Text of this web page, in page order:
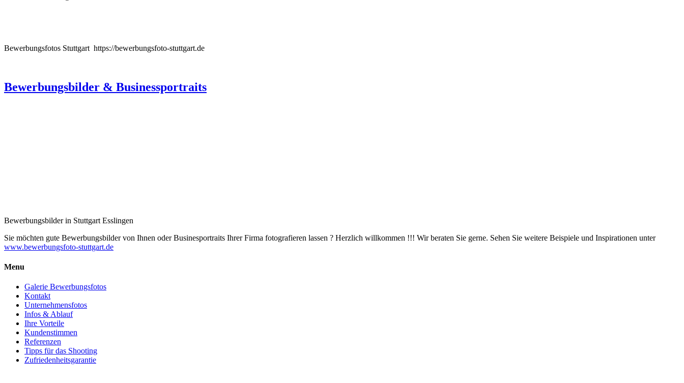
Bewerbungsfotos Stuttgart https://bewerbungsfoto-stuttgart.de
Bewerbungsbilder & Businessportraits
Bewerbungsbilder in Stuttgart Esslingen
Sie möchten gute Bewerbungsbilder von Ihnen oder Businesportraits Ihrer Firma fotografieren lassen ? Herzlich willkommen !!! Wir beraten Sie gerne. Sehen Sie weitere Beispiele und Inspirationen unter
www.bewerbungsfoto-stuttgart.de
Menu
Galerie Bewerbungsfotos
Kontakt
Unternehmensfotos
Infos & Ablauf
Ihre Vorteile
Kundenstimmen
Referenzen
Tipps für das Shooting
Zufriedenheitsgarantie